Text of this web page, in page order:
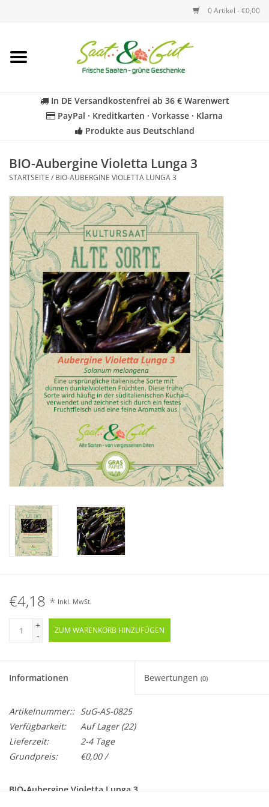
0 Artikel - €0,00
Startseite
Kräuter
Für Kinder
Geschenkideen
Katalog
In DE Versandkostenfrei ab 36 € Warenwert
PayPal · Kreditkarten · Vorkasse · Klarna
Produkte aus Deutschland
BIO-Aubergine Violetta Lunga 3
STARTSEITE / BIO-AUBERGINE VIOLETTA LUNGA 3
€4,18 * Inkl. MwSt.
+
-
ZUM WARENKORB HINZUFÜGEN
Informationen Bewertungen (0)
Artikelnummer:: SuG-AS-0825
Verfügbarkeit:
Auf Lager(22)
Lieferzeit:
2-4 Tage
Grundpreis:
€0,00 /
BIO-Aubergine Violetta Lunga 3